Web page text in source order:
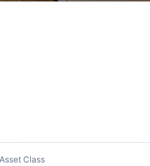
Asset Class